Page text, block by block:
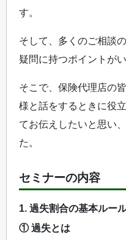
す。
そして、多くのご相談
疑問に持つポイントが
そこで、保険代理店の
様と話をするときに役
てお伝えしたいと思い
た。
セミナーの内容
1. 過失割合の基本ルー
① 過失とは